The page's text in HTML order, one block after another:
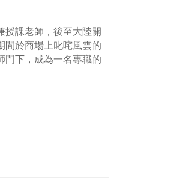
授課老師，後至大陸開
間於商場上叱咤風雲的
門下，成為一名專職的